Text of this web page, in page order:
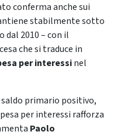
conferma anche sui
stabilmente sotto
dal 2010 – con il
che si traduce in
per interessinel
primario positivo,
per interessi rafforza
Paolo